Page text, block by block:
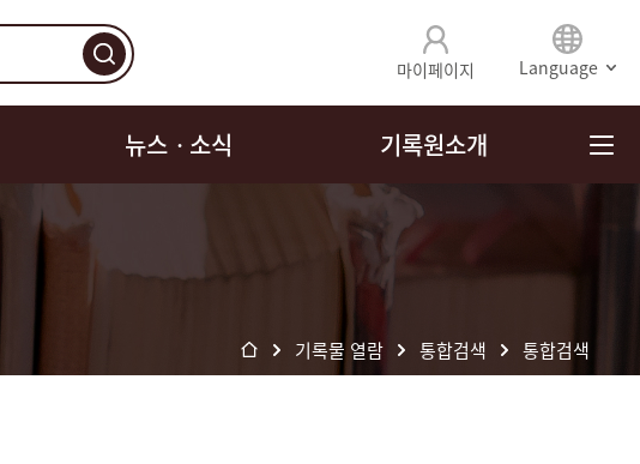
마이페이지 Language
뉴스ㆍ소식 기록원소개
기록물 열람 통합검색 통합검색